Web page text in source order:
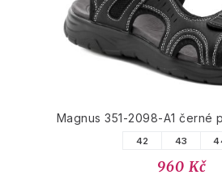
Magnus 351-2098-A1 černé
42 43
960 Kč